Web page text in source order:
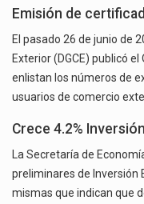
Emisión de
El pasado 26 de junio de
Exterior (DGCE) publicó
enlistan los números de
usuarios de comercio
Crece 4.2%
La Secretaría de
preliminares de Inversión
mismas que indican que